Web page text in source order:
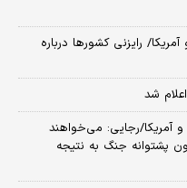
رایزنی کشورها درباره
شد
و آمریکا/رجایی: می‌خواهند
پشتوانه جنگ به نتیجه